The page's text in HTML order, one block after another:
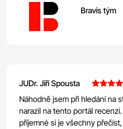
Bravis tým
JUDr. Jiří Spousta
Náhodně jsem při hledání na
narazil na tento portál
příjemné si je všechny